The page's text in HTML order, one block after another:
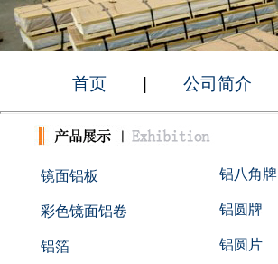
镜面铝板
彩色镜面铝卷
铝箔
铝八角牌
铝圆牌
铝圆片
首页 公司简介